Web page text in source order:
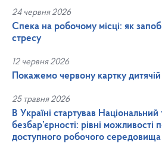
24 червня 2026
Спека на робочому місці: як
стресу
12 червня 2026
Покажемо червону картку дитячій
25 травня 2026
В Україні стартував
безбар’єрності: рівні можливості
доступного робочого середовища